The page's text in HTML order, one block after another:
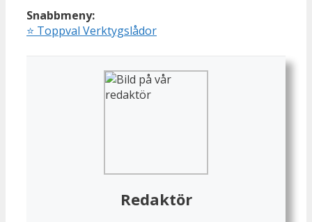
Snabbmeny:
⭐ Toppval Verktygslådor
Redaktör